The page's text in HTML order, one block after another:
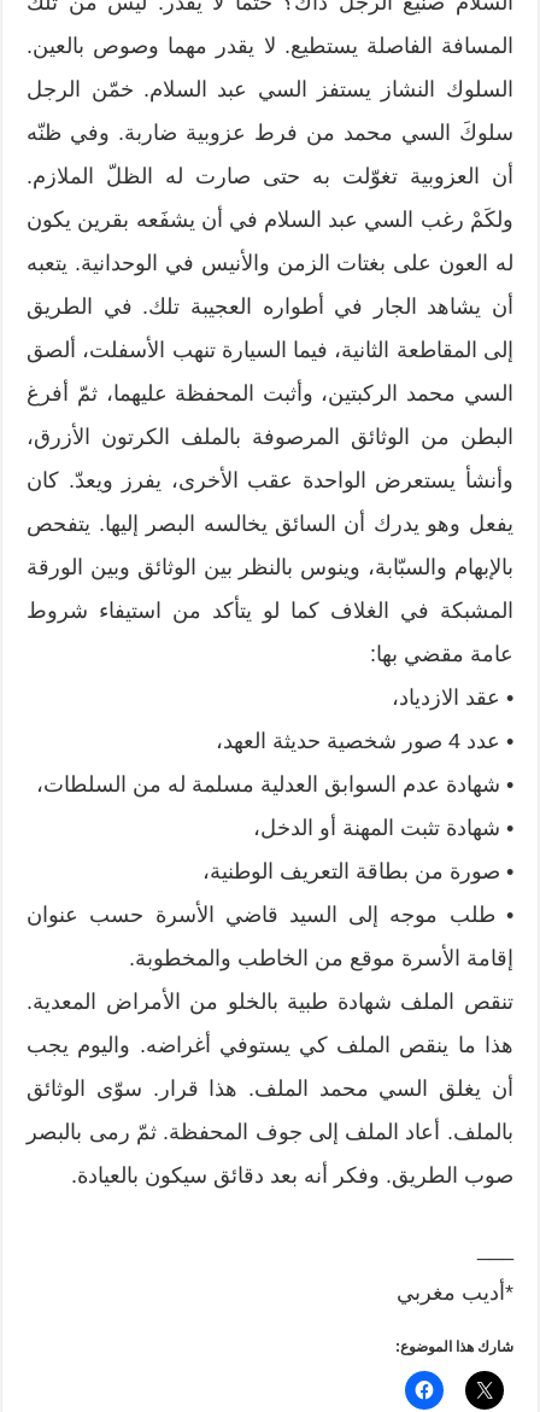
المسافة الفاصلة يستطيع. لا يقدر مهما وصوص بالعين.
السلوك النشاز يستفز السي عبد السلام. خمّن الرجل
سلوكَ السي محمد من فرط عزوبية ضاربة. وفي ظنّه
أن العزوبية تغوّلت به حتى صارت له الظلّ الملازم.
ولكَمْ رغب السي عبد السلام في أن يشفَعه بقرين يكون
له العون على بغتات الزمن والأنيس في الوحدانية. يتعبه
أن يشاهد الجار في أطواره العجيبة تلك. في الطريق
إلى المقاطعة الثانية، فيما السيارة تنهب الأسفلت، ألصق
السي محمد الركبتين، وأثبت المحفظة عليهما، ثمّ أفرغ
البطن من الوثائق المرصوفة بالملف الكرتون الأزرق،
وأنشأ يستعرض الواحدة عقب الأخرى، يفرز ويعدّ. كان
يفعل وهو يدرك أن السائق يخالسه البصر إليها. يتفحص
بالإبهام والسبّابة، وينوس بالنظر بين الوثائق وبين الورقة
المشبكة في الغلاف كما لو يتأكد من استيفاء شروط
عامة مقضي بها:
• عقد الازدياد،
• عدد 4 صور شخصية حديثة العهد،
• شهادة عدم السوابق العدلية مسلمة له من السلطات،
• شهادة تثبت المهنة أو الدخل،
• صورة من بطاقة التعريف الوطنية،
• طلب موجه إلى السيد قاضي الأسرة حسب عنوان
إقامة الأسرة موقع من الخاطب والمخطوبة.
تنقص الملف شهادة طبية بالخلو من الأمراض المعدية.
هذا ما ينقص الملف كي يستوفي أغراضه. واليوم يجب
أن يغلق السي محمد الملف. هذا قرار. سوّى الوثائق
بالملف. أعاد الملف إلى جوف المحفظة. ثمّ رمى بالبصر
صوب الطريق. وفكر أنه بعد دقائق سيكون بالعيادة.
*أديب مغربي
شارك هذا الموضوع: